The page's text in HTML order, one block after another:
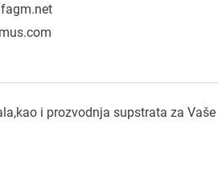
i prozvodnja supstrata za Vaše